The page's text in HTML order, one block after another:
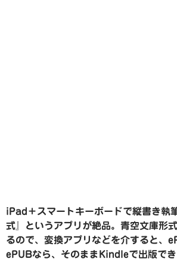
iPad＋スマートキーボードで縦書き執
式』というアプリが絶品。青空文庫形
るので、変換アプリなどを介すると、
ePUBなら、そのままKindleで出版で